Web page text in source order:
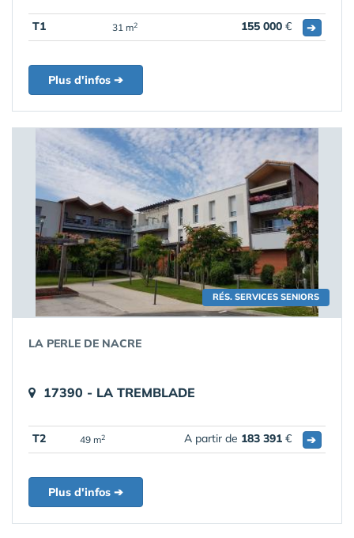
T1 31 m2 155 000 € ➔
Plus d'infos ➔
RÉS. SERVICES SENIORS
LA PERLE DE NACRE
17390 - LA TREMBLADE
T2 49 m2 A partir de 183 391 € ➔
Plus d'infos ➔